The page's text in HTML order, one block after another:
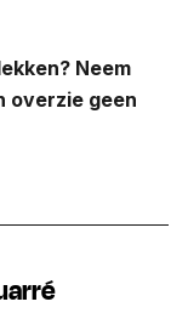
Neem
overzie geen